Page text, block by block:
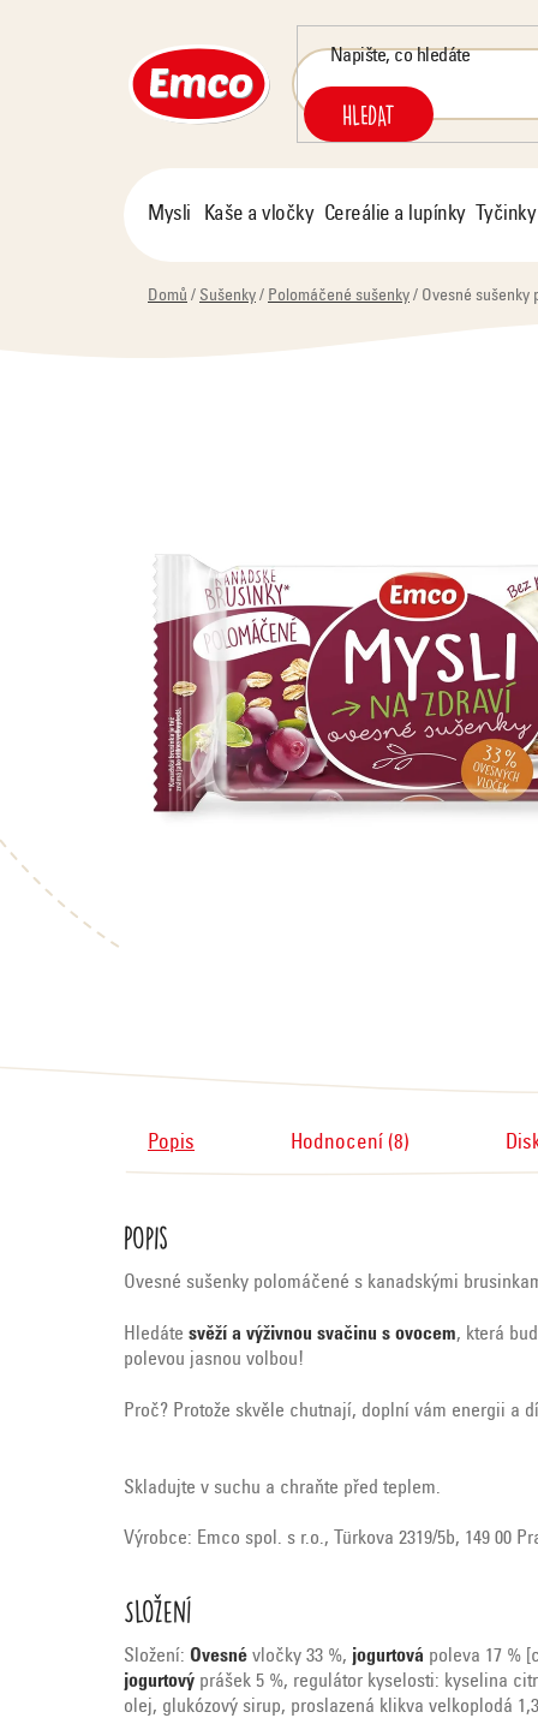
HLEDAT
Mysli Kaše a vločky Cereálie a lupínky Tyčinky
Domů / Sušenky / Polomáčené sušenky / Ovesné sušenky
Popis Hodnocení (8)
Popis
Ovesné sušenky polomáčené s kanadskými
Hledáte svěží a výživnou svačinu s ovocem, která
polevou jasnou volbou!
Proč? Protože skvěle chutnají, doplní vám energii a
Skladujte v suchu a chraňte před teplem.
Výrobce: Emco spol. s r.o., Türkova 2319/5b, 149 00
Složení
Složení: Ovesné vločky 33 %, jogurtová poleva 17 %
jogurtový prášek 5 %, regulátor kyselosti: kyselina
olej, glukózový sirup, proslazená klikva velkoplodá